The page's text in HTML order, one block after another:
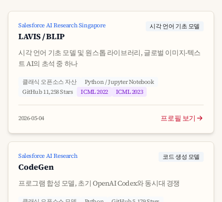
Salesforce AI Research Singapore
LAVIS / BLIP
시각 언어 기초 모델
시각 언어 기초 모델 및 원스톱 라이브러리, 글로벌 이미지-텍스
트 AI의 초석 중 하나
클래식 오픈소스 자산
Python / Jupyter Notebook
GitHub 11,258 Stars
ICML 2022 ICML 2023
2026-05-04 프로필 보기
Salesforce AI Research
CodeGen
코드 생성 모델
프로그램 합성 모델, 초기 OpenAI Codex와 동시대 경쟁